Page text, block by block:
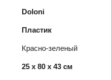
Doloni
Пластик
Красно-зеленый
25 x 80 x 43 см